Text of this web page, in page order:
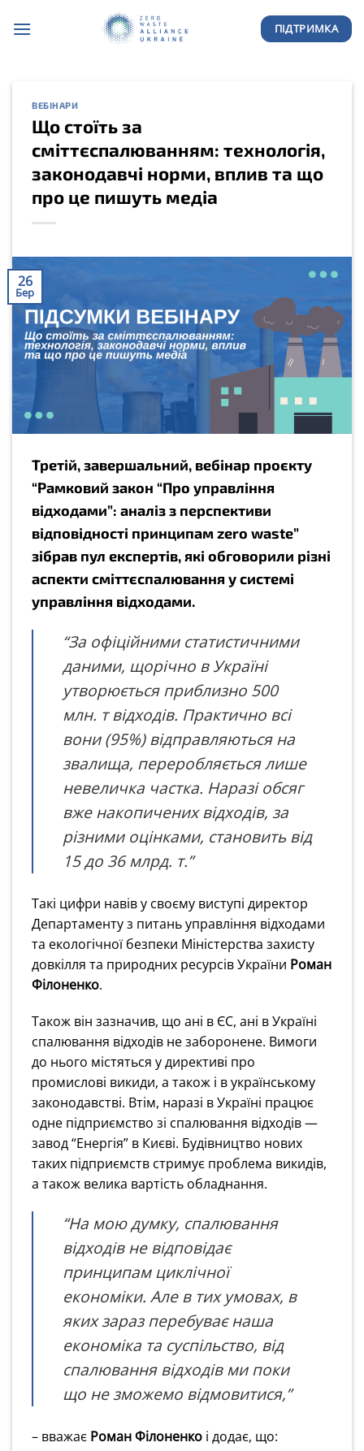
ПІДТРИМКА
ВЕБІНАРИ
Що стоїть за
сміттєспалюванням: технологія,
законодавчі норми, вплив та що
про це пишуть медіа
26
Бер
Третій, завершальний, вебінар проєкту
“Рамковий закон “Про управління
відходами”: аналіз з перспективи
відповідності принципам zero waste”
зібрав пул експертів, які обговорили різні
аспекти сміттєспалювання у системі
управління відходами.
“За офіційними статистичними
даними, щорічно в Україні
утворюється приблизно 500
млн. т відходів. Практично всі
вони (95%) відправляються на
звалища, переробляється лише
невеличка частка. Наразі обсяг
вже накопичених відходів, за
різними оцінками, становить від
15 до 36 млрд. т.”
Такі цифри навів у своєму виступі директор
Департаменту з питань управління відходами
та екологічної безпеки Міністерства захисту
довкілля та природних ресурсів України Роман
Філоненко.
Також він зазначив, що ані в ЄС, ані в Україні
спалювання відходів не заборонене. Вимоги
до нього містяться у директиві про
промислові викиди, а також і в українському
законодавстві. Втім, наразі в Україні працює
одне підприємство зі спалювання відходів —
завод “Енергія” в Києві. Будівництво нових
таких підприємств стримує проблема викидів,
а також велика вартість обладнання.
“На мою думку, спалювання
відходів не відповідає
принципам циклічної
економіки. Але в тих умовах, в
яких зараз перебуває наша
економіка та суспільство, від
спалювання відходів ми поки
що не зможемо відмовитися,”
– вважає Роман Філоненко і додає, що: